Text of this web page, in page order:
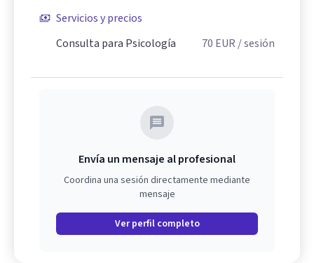
Servicios y precios
Consulta para Psicología
70 EUR / sesión
Envía un mensaje al profesional
Coordina una sesión directamente mediante
mensaje
Ver perfil completo